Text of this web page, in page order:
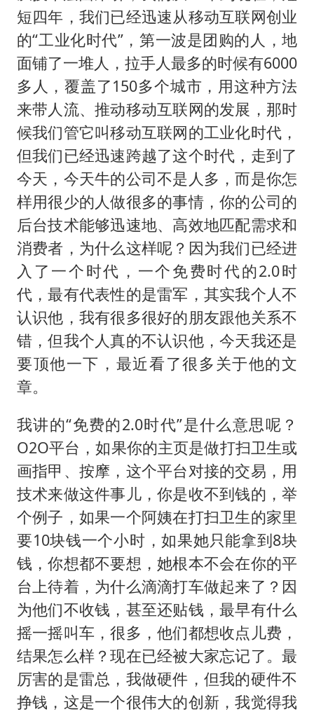
短四年，我们已经迅速从移动互联网创业
的“工业化时代”，第一波是团购的人，地
面铺了一堆人，拉手人最多的时候有6000
多人，覆盖了150多个城市，用这种方法
来带人流、推动移动互联网的发展，那时
候我们管它叫移动互联网的工业化时代，
但我们已经迅速跨越了这个时代，走到了
今天，今天牛的公司不是人多，而是你怎
样用很少的人做很多的事情，你的公司的
后台技术能够迅速地、高效地匹配需求和
消费者，为什么这样呢？因为我们已经进
入了一个时代，一个免费时代的2.0时
代，最有代表性的是雷军，其实我个人不
认识他，我有很多很好的朋友跟他关系不
错，但我个人真的不认识他，今天我还是
要顶他一下，最近看了很多关于他的文
章。
我讲的“免费的2.0时代”是什么意思呢？
O2O平台，如果你的主页是做打扫卫生或
画指甲、按摩，这个平台对接的交易，用
技术来做这件事儿，你是收不到钱的，举
个例子，如果一个阿姨在打扫卫生的家里
要10块钱一个小时，如果她只能拿到8块
钱，你想都不要想，她根本不会在你的平
台上待着，为什么滴滴打车做起来了？因
为他们不收钱，甚至还贴钱，最早有什么
摇一摇叫车，很多，他们都想收点儿费，
结果怎么样？现在已经被大家忘记了。最
厉害的是雷总，我做硬件，但我的硬件不
挣钱，这是一个很伟大的创新，我觉得我